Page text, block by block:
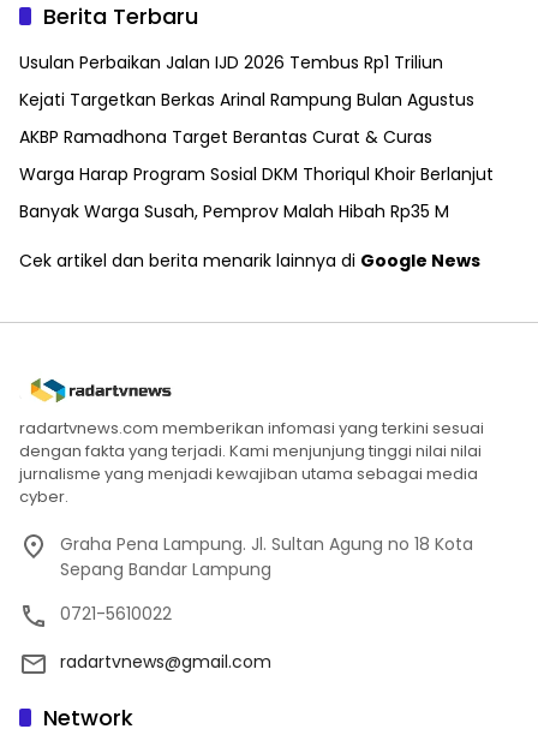
Berita Terbaru
Usulan Perbaikan Jalan IJD 2026 Tembus Rp1 Triliun
Kejati Targetkan Berkas Arinal Rampung Bulan Agustus
AKBP Ramadhona Target Berantas Curat & Curas
Warga Harap Program Sosial DKM Thoriqul Khoir Berlanjut
Banyak Warga Susah, Pemprov Malah Hibah Rp35 M
Cek artikel dan berita menarik lainnya di Google News
radartvnews.com memberikan infomasi yang terkini sesuai
dengan fakta yang terjadi. Kami menjunjung tinggi nilai nilai
jurnalisme yang menjadi kewajiban utama sebagai media
cyber.
Graha Pena Lampung. Jl. Sultan Agung no 18 Kota
Sepang Bandar Lampung
0721-5610022
radartvnews@gmail.com
Network